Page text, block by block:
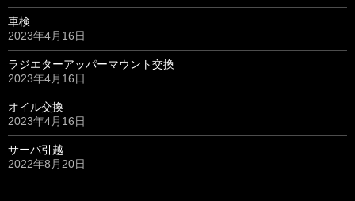
車検
2023年4月16日
ラジエターアッパーマウント交換
2023年4月16日
オイル交換
2023年4月16日
サーバ引越
2022年8月20日